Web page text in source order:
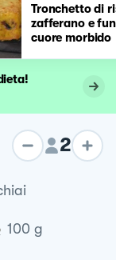
Tronchetto di
zafferano e
cuore morbido
2
100 g